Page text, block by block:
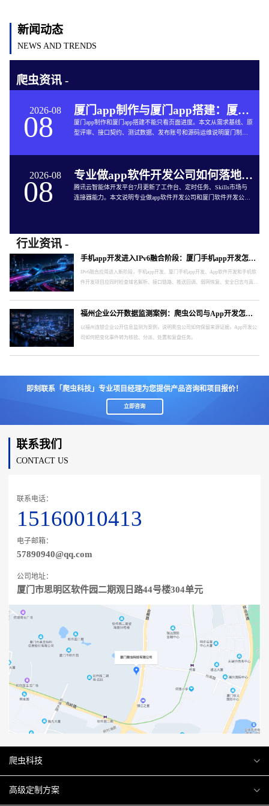
新闻动态
NEWS AND TRENDS
爬虫资讯 -
2026-08
08 厦门app制作与厦门app搭建：厦门App开发的六个交付关口
厦门app制作和厦门app搭建不能只看页面进度。本文从需求基线、原
型评审、接口契约、测试数据、发布账号和源码运维说明厦门制作
2026-08
08 专业做app软件开发公司如何落地企业智能体工作台
腾讯云智能体开发平台7月更新了工作台、定时任务、Skills市场与
连接器能力。本文说明专业做app软件开发公司和厦门软件开发公司
行业资讯 -
手机app开发进入IPv6融合阶段：厦门手机app开发怎样验收真实网络
IPv6融合应用进入新阶段，手机app开发、厦门手机app开发、App软件开发和手机软
件开发项目应同时检查域名解析、接口链路、推送回调、弱网恢复、安全日志与真实
福州企业公开数据监测案例：爬虫公司与App开发怎样形成处置闭环
以福州连锁企业公开信息监测为案例，说明爬虫公司如何保留来源证据，App开发公
司如何把变化事件转为核验、分派、处置和复盘任务。
即刻联系「爬虫科技」专业项目经理为您提供产品咨询和项目报价！
立即咨询
联系我们
CONTACT US
联系电话：
15160010413
电子邮箱：
57890940@qq.com
公司地址：
厦门市思明区软件园二期观日路44号楼304单元
爬虫科技
爬虫案例
高级定制方案